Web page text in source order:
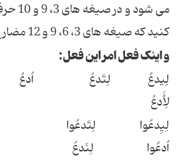
می
کنید که صیغه های 3، 6، 9 و 12 مضارع ناقص واوی یکی است. )
و اینک فعل امر این فعل:
لِیدعُ لِتَدعُ
لِأَدعُ
لِیِدعُوا
اُدعُوا لِنَدعُ